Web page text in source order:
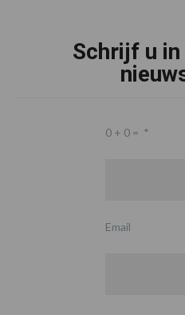
Schrijf u
0 + 0 = *
Email